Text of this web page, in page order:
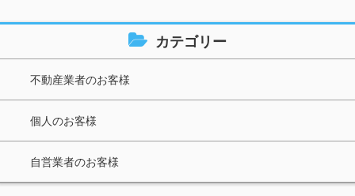
カテゴリー
不動産業者のお客様
個人のお客様
自営業者のお客様